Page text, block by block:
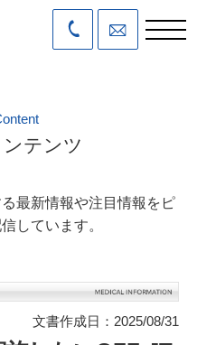
テンツ
最新情報や注目情報をピ
しています。
文書作成日：2025/08/31